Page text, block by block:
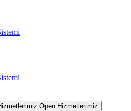
Open Hizmetlerimiz